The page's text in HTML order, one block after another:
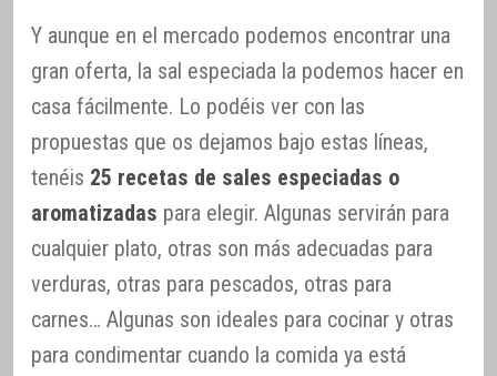
Y aunque en el mercado podemos encontrar una
gran oferta, la sal especiada la podemos hacer en
casa fácilmente. Lo podéis ver con las
propuestas que os dejamos bajo estas líneas,
tenéis 25 recetas de sales especiadas o
aromatizadas para elegir. Algunas servirán para
cualquier plato, otras son más adecuadas para
verduras, otras para pescados, otras para
carnes… Algunas son ideales para cocinar y otras
para condimentar cuando la comida ya está